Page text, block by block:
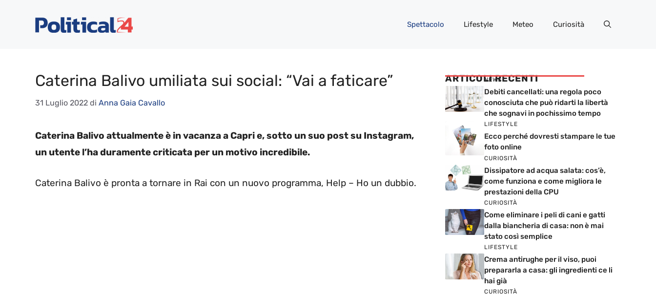
Spettacolo Lifestyle Meteo Curiosità
Caterina Balivo umiliata sui social: “Vai a faticare”
31 Luglio 2022 di Anna Gaia Cavallo
Caterina Balivo attualmente è in vacanza a Capri e, sotto un suo post su Instagram,
un utente l’ha duramente criticata per un motivo incredibile.
Caterina Balivo è pronta a tornare in Rai con un nuovo programma, Help – Ho un dubbio.
ARTICOLI RECENTI
NEWS
Debiti cancellati: una regola poco
conosciuta che può ridarti la libertà
che sognavi in pochissimo tempo
LIFESTYLE
Ecco perché dovresti stampare le tue
foto online
CURIOSITÀ
Dissipatore ad acqua salata: cos’è,
come funziona e come migliora le
prestazioni della CPU
CURIOSITÀ
Come eliminare i peli di cani e gatti
dalla biancheria di casa: non è mai
stato così semplice
LIFESTYLE
Crema antirughe per il viso, puoi
prepararla a casa: gli ingredienti ce li
hai già
CURIOSITÀ